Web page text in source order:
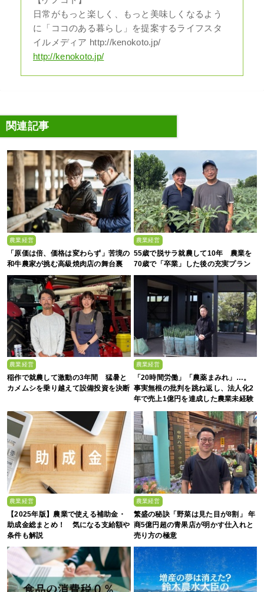
日常がもっと楽しく、もっと美味しくなるよう
に「ココのある暮らし」を提案するライフスタ
イルメディア http://kenokoto.jp/
http://kenokoto.jp/
関連記事
農業経営
「原価は倍、価格は変わらず」苦境の
和牛農家が挑む高級焼肉店の舞台裏
農業経営
55歳で脱サラ就農して10年 農業を
70歳で「卒業」した後の充実プラン
農業経営
稲作で就農して激動の3年間 猛暑と
カメムシを乗り越えて設備投資を決断
農業経営
「20時間労働」「農薬まみれ」…。
事実無根の批判を跳ね返し、法人化2
年で売上1億円を達成した農業未経験
の若者たち
農業経営
【2025年版】農業で使える補助金・
助成金総まとめ！ 気になる支給額や
条件も解説
農業経営
繁盛の秘訣「野菜は見た目が8割」 年
商5億円超の青果店が明かす仕入れと
売り方の極意